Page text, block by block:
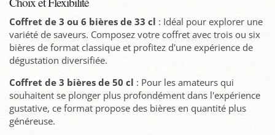
Coffret de 3 ou 6 bières de 33 cl : Idéal pour explorer une
variété de saveurs. Composez votre coffret avec trois ou six
bières de format classique et profitez d'une expérience de
dégustation diversifiée.
Coffret de 3 bières de 50 cl : Pour les amateurs qui
souhaitent se plonger plus profondément dans l'expérience
gustative, ce format propose des bières en quantité plus
généreuse.